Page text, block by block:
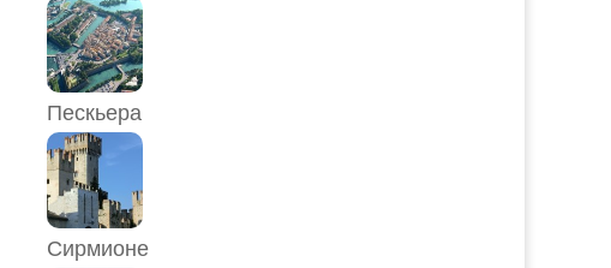
Пескьера
Сирмионе